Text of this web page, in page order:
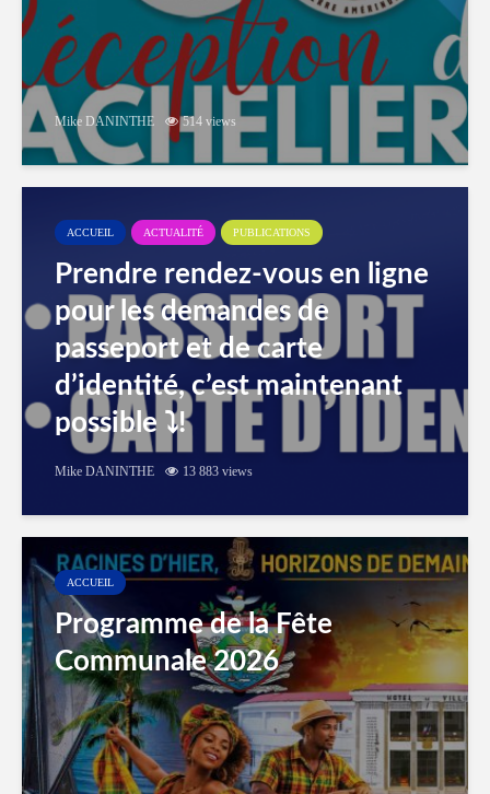
Mike DANINTHE 514 views
ACCUEIL ACTUALITÉ PUBLICATIONS
Prendre rendez-vous en ligne
pour les demandes de
passeport et de carte
d’identité, c’est maintenant
possible ⤵️!
Mike DANINTHE 13 883 views
ACCUEIL
Programme de la Fête
Communale 2026